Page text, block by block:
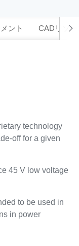
ント CADリソー
technology
off for a given
45 V low voltage
to be used in
in power